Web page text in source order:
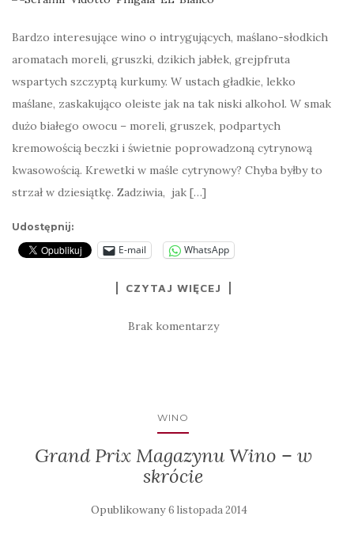
Bardzo interesujące wino o intrygujących, maślano-słodkich
aromatach moreli, gruszki, dzikich jabłek, grejpfruta
wspartych szczyptą kurkumy. W ustach gładkie, lekko
maślane, zaskakująco oleiste jak na tak niski alkohol. W smak
dużo białego owocu – moreli, gruszek, podpartych
kremowością beczki i świetnie poprowadzoną cytrynową
kwasowością. Krewetki w maśle cytrynowy? Chyba byłby to
strzał w dziesiątkę. Zadziwia, jak […]
Udostępnij:
E-mail WhatsApp
CZYTAJ WIĘCEJ
Brak komentarzy
WINO
Grand Prix Magazynu Wino – w
skrócie
Opublikowany6 listopada 2014